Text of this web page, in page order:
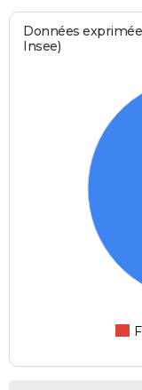
Données
Insee)